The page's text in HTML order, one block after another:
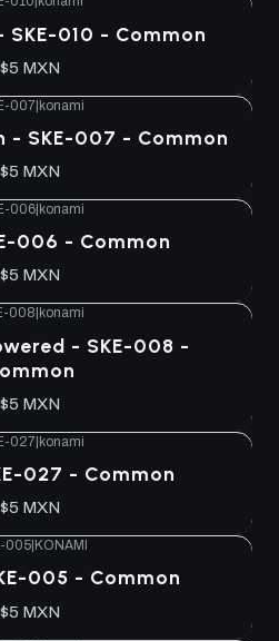
SKE-010 - Common
$5 MXN
007|konami
- SKE-007 - Common
$5 MXN
006| konami
006 - Common
$5 MXN
008 konami
- SKE-008 -
$5 MXN
027|konami
027 - Common
$5 MXN
005 KONAMI
005 - Common
$5 MXN